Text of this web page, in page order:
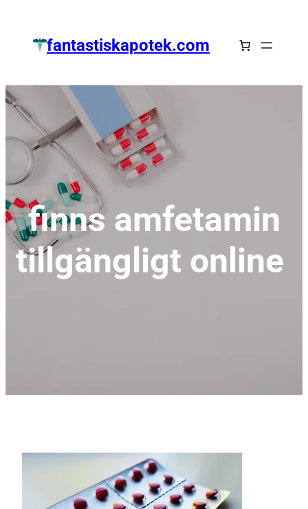
springenfantastiskapotek.com
finns amfetamin
tillgängligt online